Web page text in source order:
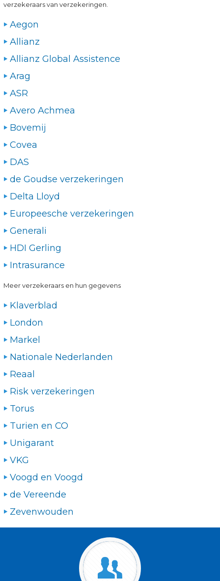
verzekeraars van verzekeringen.
Aegon
Allianz
Allianz Global Assistence
Arag
ASR
Avero Achmea
Bovemij
Covea
DAS
de Goudse verzekeringen
Delta Lloyd
Europeesche verzekeringen
Generali
HDI Gerling
Intrasurance
Meer verzekeraars en hun gegevens
Klaverblad
London
Markel
Nationale Nederlanden
Reaal
Risk verzekeringen
Torus
Turien en CO
Unigarant
VKG
Voogd en Voogd
de Vereende
Zevenwouden